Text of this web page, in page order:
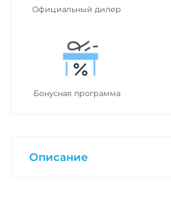
Официальный дилер
Бонусная программа
Описание